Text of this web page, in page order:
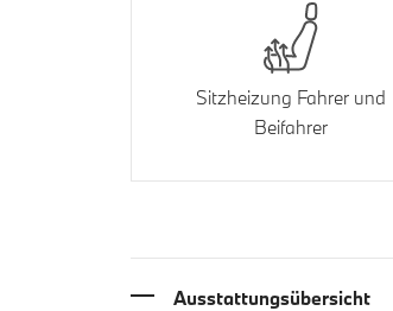
Sitzheizung Fahrer und
Beifahrer
Ausstattungsübersicht